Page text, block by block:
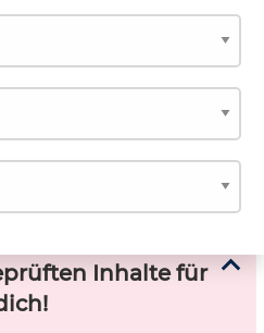
Inhalte für